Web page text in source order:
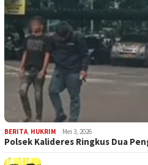
BERITA HUKRIM Mei 3, 2026
Polsek Kalideres Ringkus Dua